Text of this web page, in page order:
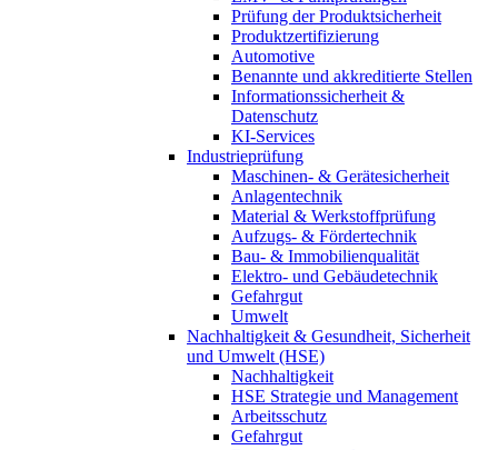
Prüfung der Produktsicherheit
Produktzertifizierung
Automotive
Benannte und akkreditierte Stellen
Informationssicherheit &
Datenschutz
KI-Services
Industrieprüfung
Maschinen- & Gerätesicherheit
Anlagentechnik
Material & Werkstoffprüfung
Aufzugs- & Fördertechnik
Bau- & Immobilienqualität
Elektro- und Gebäudetechnik
Gefahrgut
Umwelt
Nachhaltigkeit & Gesundheit, Sicherheit
und Umwelt (HSE)
Nachhaltigkeit
HSE Strategie und Management
Arbeitsschutz
Gefahrgut